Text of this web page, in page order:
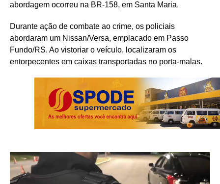
abordagem ocorreu na BR-158, em Santa Maria.
Durante ação de combate ao crime, os policiais
abordaram um Nissan/Versa, emplacado em Passo
Fundo/RS. Ao vistoriar o veículo, localizaram os
entorpecentes em caixas transportadas no porta-malas.